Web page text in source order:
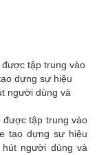
tập trung vào
dựng sự hiệu
người dùng và
được tập trung vào
tạo dựng sự hiệu
người dùng và